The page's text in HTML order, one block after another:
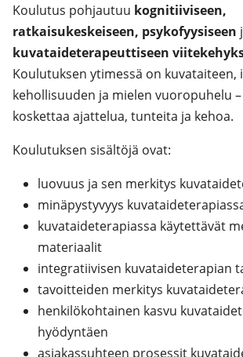
Koulutus pohjautuu kognitiiviseen,
ratkaisukeskeiseen, psykofyysiseen
kuvataideterapeuttiseen
Koulutuksen ytimessä on kuvataiteen,
kehollisuuden ja mielen vuoropuhelu
koskettaa ajattelua, tunteita ja kehoa.
Koulutuksen sisältöjä ovat:
luovuus ja sen merkitys
minäpystyvyys
kuvataideterapiassa käytettävät
materiaalit
integratiivisen kuvataideterapian
tavoitteiden merkitys
henkilökohtainen kasvu
hyödyntäen
asiakassuhteen prosessit